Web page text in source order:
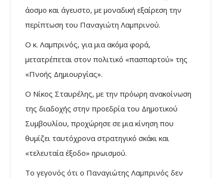
άοσμο και άγευστο, με μοναδική εξαίρεση την
περίπτωση του Παναγιώτη Λαμπρινού.
Ο κ. Λαμπρινός, για μια ακόμα φορά,
μετατρέπεται στον πολιτικό «πασπαρτού» της
«Πνοής Δημιουργίας».
Ο Νίκος Σταυρέλης, με την πρόωρη ανακοίνωση
της διαδοχής στην προεδρία του Δημοτικού
Συμβουλίου, προχώρησε σε μια κίνηση που
θυμίζει ταυτόχρονα στρατηγικό σκάκι και
«τελευταία έξοδο» ηρωισμού.
Το γεγονός ότι ο Παναγιώτης Λαμπρινός δεν